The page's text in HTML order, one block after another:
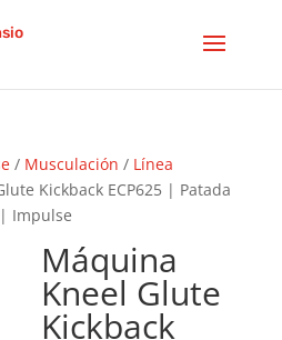
/ Musculación / Línea
Kickback ECP625 | Patada
Impulse
Máquina
Kneel Glute
Kickback